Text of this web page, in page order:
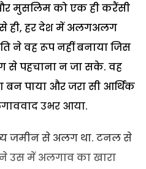
मुसलिम को एक ही करैंसी
ही, हर देश में अलगअलग
ने वह रूप नहीं बनाया जिस
से पहचाना न जा सके. वह
बन पाया और जरा सी आर्थिक
उभर आया.
जमीन से अलग था. टनल से
ने उस में अलगाव का खारा